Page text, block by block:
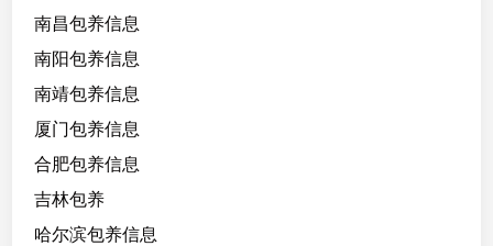
南昌包养信息
南阳包养信息
南靖包养信息
厦门包养信息
合肥包养信息
吉林包养
哈尔滨包养信息